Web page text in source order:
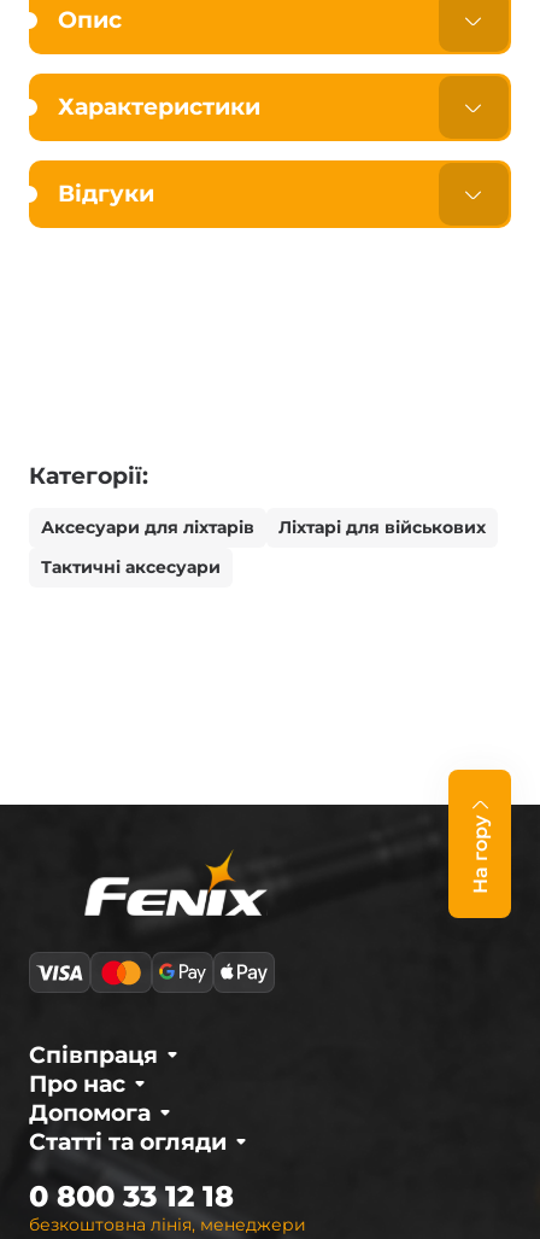
Опис
Характеристики
Відгуки
Категорії:
Аксесуари для ліхтарів
Ліхтарі для військових
Тактичні аксесуари
На гору
Про нас
Співпраця
Статті та огляди
Допомога
безкоштовна лінія, менеджери
0 800 33 12 18